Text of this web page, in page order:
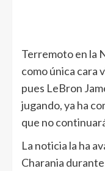
Terremoto en la
como única cara
pues LeBron
jugando, ya ha
que no
La noticia la ha
Charania